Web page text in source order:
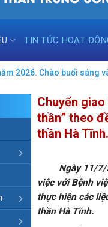
TIN TỨC HOẠT
2026. Chào buổi sáng
Chuyển
thần” theo
thần Hà Tĩnh.
Ngày 11/7/
việc với Bệnh
thực hiện các
thần Hà Tĩnh.